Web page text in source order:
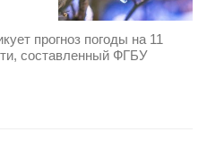
прогноз погоды на 11
составленный ФГБУ